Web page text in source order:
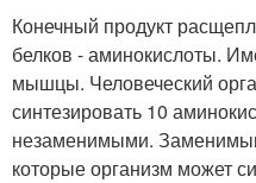
Конечный продукт
белков - аминокислоты.
мышцы. Человеческий
синтезировать 10
незаменимыми.
которые организм может